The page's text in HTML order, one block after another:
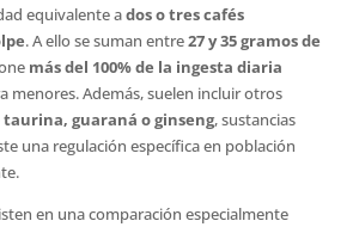
equivalente ados o tres cafés
. A ello se suman entre27 y 35 gramos de
más del 100% de la ingesta diaria
menores. Además, suelen incluir otros
taurina, guaraná o ginseng, sustancias
una regulación específica en población
en una comparación especialmente